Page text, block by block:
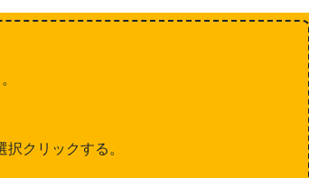
クリックする。